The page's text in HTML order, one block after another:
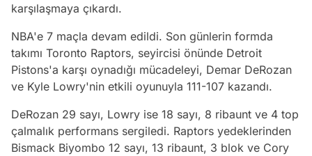
karşılaşmaya çıkardı.
NBA'e 7 maçla devam edildi. Son günlerin formda
takımı Toronto Raptors, seyircisi önünde Detroit
Pistons'a karşı oynadığı mücadeleyi, Demar DeRozan
ve Kyle Lowry'nin etkili oyunuyla 111-107 kazandı.
DeRozan 29 sayı, Lowry ise 18 sayı, 8 ribaunt ve 4 top
çalmalık performans sergiledi. Raptors yedeklerinden
Bismack Biyombo 12 sayı, 13 ribaunt, 3 blok ve Cory